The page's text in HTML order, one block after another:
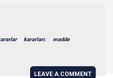
kararları: madde
LEAVE A COMMENT